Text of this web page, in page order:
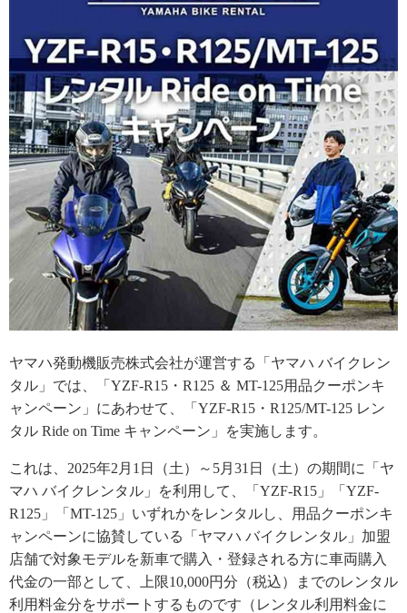
ヤマハ発動機販売株式会社が運営する「ヤマハ バイクレン
タル」では、「YZF-R15・R125 ＆ MT-125用品クーポンキ
ャンペーン」にあわせて、「YZF-R15・R125/MT-125 レン
タル Ride on Time キャンペーン」を実施します。
これは、2025年2月1日（土）～5月31日（土）の期間に「ヤ
マハ バイクレンタル」を利用して、「YZF-R15」「YZF-
R125」「MT-125」いずれかをレンタルし、用品クーポンキ
ャンペーンに協賛している「ヤマハ バイクレンタル」加盟
店舗で対象モデルを新車で購入・登録される方に車両購入
代金の一部として、上限10,000円分（税込）までのレンタル
利用料金分をサポートするものです（レンタル利用料金に